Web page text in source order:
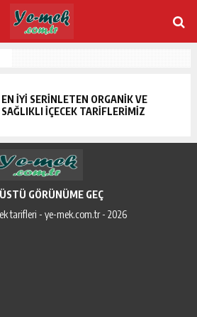
EN IYI SERINLETEN ORGANIK VE
SAĞLIKLI İÇECEK TARIFLERIMIZ
GÖRÜNÜME GEÇ
tarifleri - ye-mek.com.tr - 2026